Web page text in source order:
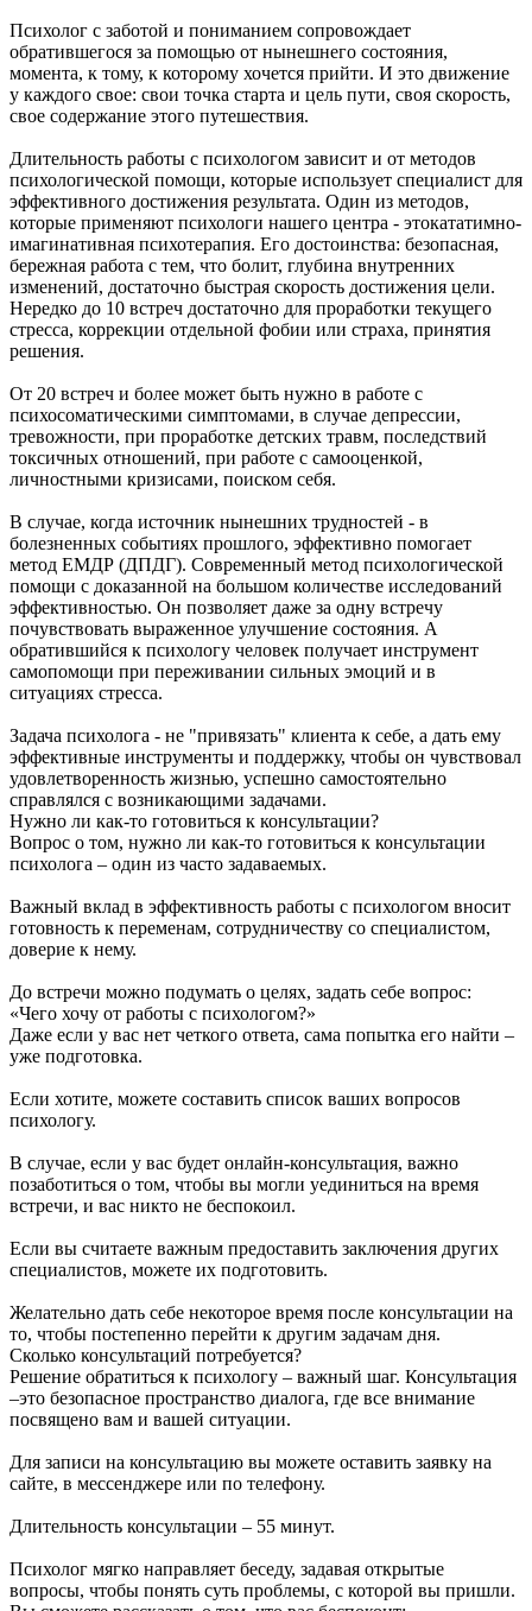
Психолог с заботой и пониманием сопровождает
обратившегося за помощью от нынешнего состояния,
момента, к тому, к которому хочется прийти. И это движение
у каждого свое: свои точка старта и цель пути, своя скорость,
свое содержание этого путешествия.
Длительность работы с психологом зависит и от методов
психологической помощи, которые использует специалист для
эффективного достижения результата. Один из методов,
которые применяют психологи нашего центра - этокататимно-
имагинативная психотерапия. Его достоинства: безопасная,
бережная работа с тем, что болит, глубина внутренних
изменений, достаточно быстрая скорость достижения цели.
Нередко до 10 встреч достаточно для проработки текущего
стресса, коррекции отдельной фобии или страха, принятия
решения.
От 20 встреч и более может быть нужно в работе с
психосоматическими симптомами, в случае депрессии,
тревожности, при проработке детских травм, последствий
токсичных отношений, при работе с самооценкой,
личностными кризисами, поиском себя.
В случае, когда источник нынешних трудностей - в
болезненных событиях прошлого, эффективно помогает
метод ЕМДР (ДПДГ). Современный метод психологической
помощи с доказанной на большом количестве исследований
эффективностью. Он позволяет даже за одну встречу
почувствовать выраженное улучшение состояния. А
обратившийся к психологу человек получает инструмент
самопомощи при переживании сильных эмоций и в
ситуациях стресса.
Задача психолога - не "привязать" клиента к себе, а дать ему
эффективные инструменты и поддержку, чтобы он чувствовал
удовлетворенность жизнью, успешно самостоятельно
справлялся с возникающими задачами.
Нужно ли как-то готовиться к консультации?
Вопрос о том, нужно ли как-то готовиться к консультации
психолога – один из часто задаваемых.
Важный вклад в эффективность работы с психологом вносит
готовность к переменам, сотрудничеству со специалистом,
доверие к нему.
До встречи можно подумать о целях, задать себе вопрос:
«Чего хочу от работы с психологом?»
Даже если у вас нет четкого ответа, сама попытка его найти –
уже подготовка.
Если хотите, можете составить список ваших вопросов
психологу.
В случае, если у вас будет онлайн-консультация, важно
позаботиться о том, чтобы вы могли уединиться на время
встречи, и вас никто не беспокоил.
Если вы считаете важным предоставить заключения других
специалистов, можете их подготовить.
Желательно дать себе некоторое время после консультации на
то, чтобы постепенно перейти к другим задачам дня.
Сколько консультаций потребуется?
Решение обратиться к психологу – важный шаг. Консультация
–это безопасное пространство диалога, где все внимание
посвящено вам и вашей ситуации.
Для записи на консультацию вы можете оставить заявку на
сайте, в мессенджере или по телефону.
Длительность консультации – 55 минут.
Психолог мягко направляет беседу, задавая открытые
вопросы, чтобы понять суть проблемы, с которой вы пришли.